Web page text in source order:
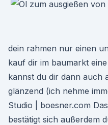
dein rahmen nur einen
kauf dir im baumarkt
kannst du dir dann auch
glänzend (ich nehme
Studio | boesner.com
bestätigt sich außerdem